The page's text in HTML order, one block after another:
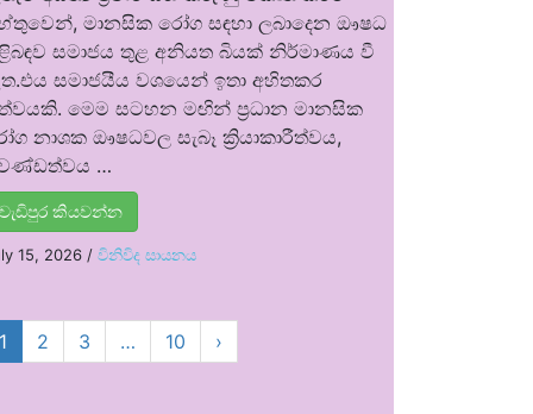
මානසික රෝග සඳහා ලබාදෙන ඖෂධ
සමාජය තුළ අනියත බියක් නිර්මාණය වී
සමාජයීය වශයෙන් ඉතා අහිතකර
මෙම සටහන මඟින් ප්‍රධාන මානසික
නාශක ඖෂධවල සැබෑ ක්‍රියාකාරීත්වය,
…
වැඩිපුර කියවන්න
15, 2026 / විනිවිද සායනය
1 2 3 … 10 ›